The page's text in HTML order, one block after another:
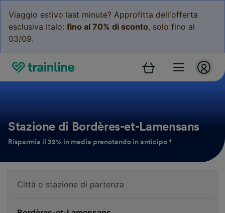
Viaggio estivo last minute? Approfitta dell'offerta
esclusiva Italo: fino al 70% di sconto, solo fino al
03/09.
Stazione di Bordères-et-Lamensans
Risparmia il 32% in media prenotando in anticipo †